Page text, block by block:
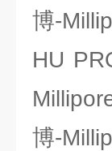
博-
HU
博-